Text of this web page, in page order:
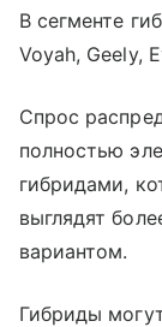
В сегменте
Voyah, Geely,
Спрос
полностью
гибридами,
выглядят
вариантом.
Гибриды